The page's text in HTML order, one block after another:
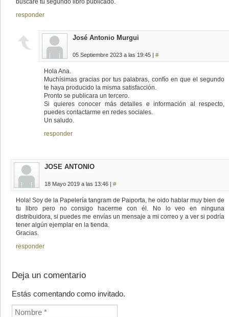
buscaré tu segundo libro publicado.
responder
José Antonio Murgui
05 Septiembre 2023 a las 19:45 | #
Hola Ana.
Muchísimas gracias por tus palabras, confío en que el segundo
te haya producido la misma satisfacción.
Pronto se publicara un tercero.
Si quieres conocer más detalles e información al respecto,
puedes contactarme en redes sociales.
Un saludo.
responder
JOSE ANTONIO
18 Mayo 2019 a las 13:46 | #
Hola! Soy de la Papelería tangram de Paiporta, he oido hablar muy bien de
tu libro pero no consigo hacerme con él. No lo veo en ninguna
distribuidora, si puedes me envías un mensaje a mi correo y a ver si podría
tener algún ejemplar en la tienda.
Gracias.
responder
Deja un comentario
Estás comentando como invitado.